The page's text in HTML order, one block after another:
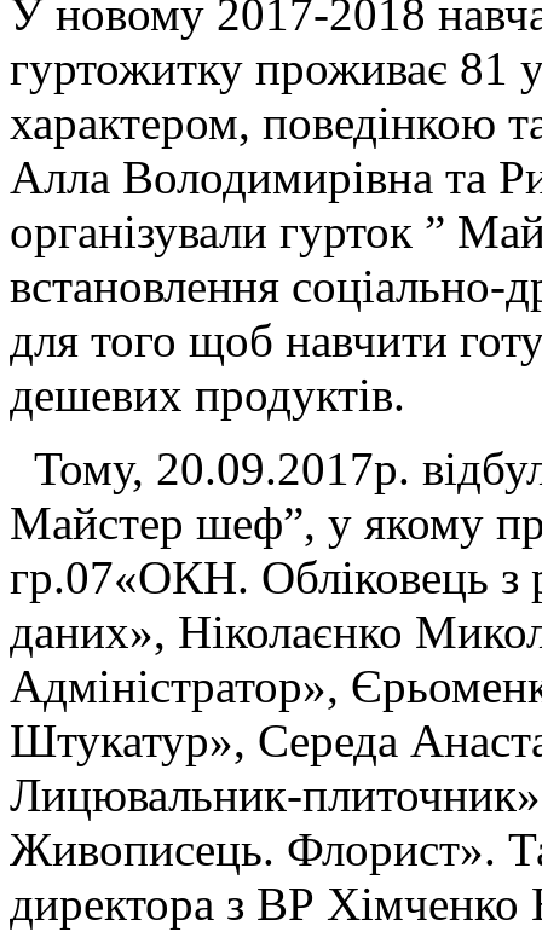
У новому 2017-2018
гуртожитку проживає 81
характером, поведінкою
Алла Володимирівна та
організували гурток ”
встановлення соціально-
для того щоб навчити
дешевих продуктів.
Тому, 20.09.2017р.
Майстер шеф”, у якому
гр.07«ОКН. Обліковець з
даних», Ніколаєнко
Адміністратор»,
Штукатур», Середа
Лицювальник-
Живописець. Флорист».
директора з ВР Хімченко